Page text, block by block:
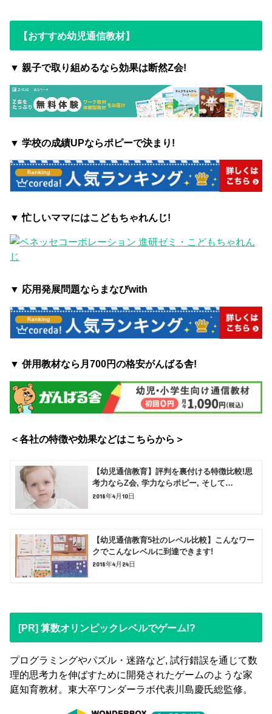
【おすすめ幼児通信教材】
▼ 親子で取り組めるなら効果は断然Z会!
▼ 学校の成績UPならポピーで決まり!
▼ 忙しいママにはこどもちゃれんじ!
▼ 応用発展問題ならまなびwith
▼ 併用教材なら月700円の格安がんばる舎!
＜各社の特徴や効果などはこちらから＞
【幼児通信教育】評判を裏付ける特徴比較!思
考力ならZ会, 学力ならポピー, そして…
2018年4月10日
【幼児通信教育5社のレベル比較】こんなワー
クでこんなレベルに到達できます!
2018年4月24日
[PR] 算数オリンピックレベルでゲーム!?
プログラミングやパズル・迷路など, 試行錯誤を通じて数
理的思考力を伸ばすために開発されたゲームのような家
庭知育教材。東大卒ワンダーラボ代表川島慶氏総監修。